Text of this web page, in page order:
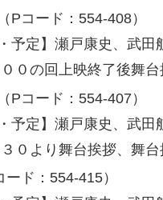
コード：554-408）
予定】瀬戸康史、武田
０の回上映終了後舞台
コード：554-407）
予定】瀬戸康史、武
０より舞台挨拶、舞
ド：554-415）